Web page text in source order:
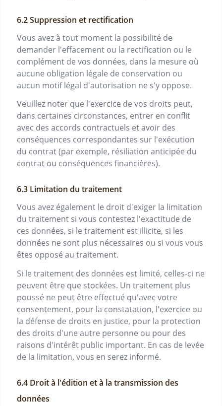
Suppression et rectification
Vous avez à tout moment la possibilité de
demander l'effacement ou la rectification ou le
complément de vos données, dans la mesure où
aucune obligation légale de conservation ou
aucun motif légal d'autorisation ne s'y oppose.
Veuillez noter que l'exercice de vos droits peut,
dans certaines circonstances, entrer en conflit
avec des accords contractuels et avoir des
conséquences correspondantes sur l'exécution
du contrat (par exemple, résiliation anticipée du
contrat ou conséquences financières).
Limitation du traitement
Vous avez également le droit d'exiger la limitation
du traitement si vous contestez l'exactitude de
ces données, si le traitement est illicite, si les
données ne sont plus nécessaires ou si vous vous
êtes opposé au traitement.
Si le traitement des données est limité, celles-ci ne
peuvent être que stockées. Un traitement plus
poussé ne peut être effectué qu'avec votre
consentement, pour la constatation, l'exercice ou
la défense de droits en justice, pour la protection
des droits d'une autre personne ou pour des
raisons d'intérêt public important. En cas de levée
de la limitation, vous en serez informé.
Droit à l'édition et à la transmission des
données